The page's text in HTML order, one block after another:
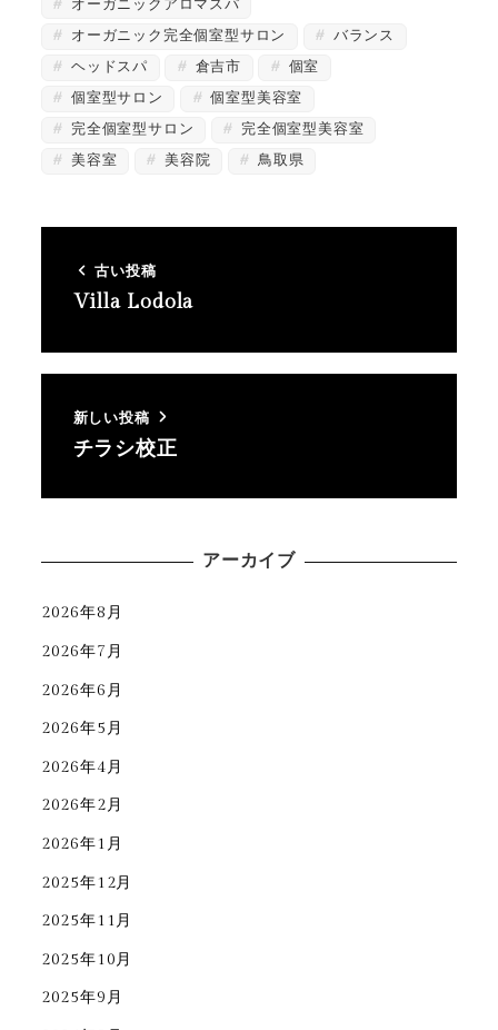
オーガニックアロマスパ
オーガニック完全個室型サロン
バランス
ヘッドスパ
倉吉市
個室
個室型サロン
個室型美容室
完全個室型サロン
完全個室型美容室
美容室
美容院 鳥取県
古い投稿
Villa Lodola
新しい投稿
チラシ校正
アーカイブ
2026年8月
2026年7月
2026年6月
2026年5月
2026年4月
2026年2月
2026年1月
2025年12月
2025年11月
2025年10月
2025年9月